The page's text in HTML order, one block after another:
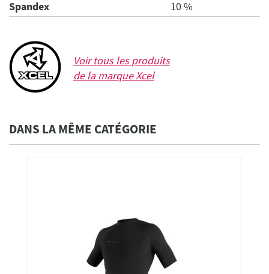
Spandex 10 %
Voir tous les produits
de la marqueXcel
DANS LA MÊME CATÉGORIE